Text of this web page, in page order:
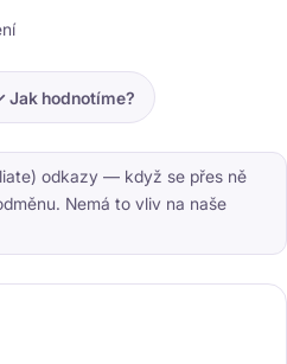
Jak hodnotíme?
odkazy — když se přes ně
Nemá to vliv na naše